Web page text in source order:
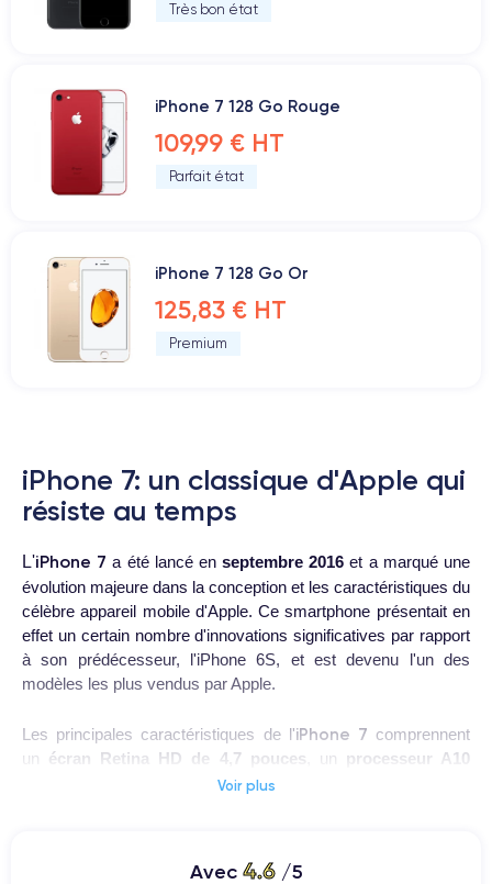
Très bon état
iPhone 7 128 Go Rouge
109,99 € HT
Parfait état
iPhone 7 128 Go Or
125,83 € HT
Premium
iPhone 7: un classique d'Apple qui
résiste au temps
L'iPhone 7 a été lancé enseptembre 2016 et a marqué une
évolution majeure dans la conception et les caractéristiques du
célèbre appareil mobile d'Apple. Ce smartphone présentait en
effet un certain nombre d'innovations significatives par rapport
à son prédécesseur, l'iPhone 6S, et est devenu l'un des
modèles les plus vendus par Apple.
Les principales caractéristiques de l'iPhone 7 comprennent
un écran Retina HD de 4,7 pouces , un processeur A10
avec architecture 64 bits, un
Voir plus
Avec 4.6/5